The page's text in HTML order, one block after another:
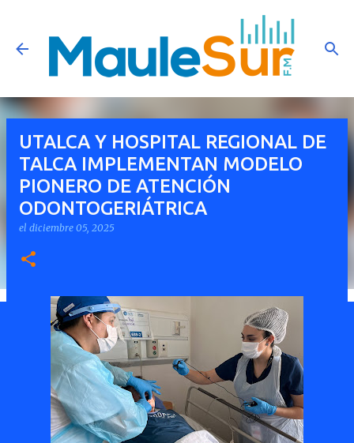
Ir al contenido principal
UTALCA Y HOSPITAL REGIONAL DE
TALCA IMPLEMENTAN MODELO
PIONERO DE ATENCIÓN
ODONTOGERIÁTRICA
el diciembre 05, 2025